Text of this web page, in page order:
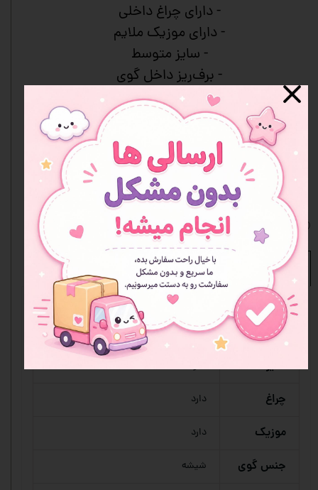
- دارای چراغ داخلی
- دارای موزیک ملایم
- سایز متوسط
- برف‌ریز داخل گوی
- شیشه شفاف با کیفیت
- دکور زیبا و آرام‌بخش
- مناسب هدیه
- رنگ‌بندی متنوع
- جعبه دارد
افزودن به علاقه مندی ها
مشخصات محصول نظرات
نوع
محصول
گوی موزیکال
سایز متوسط
چراغ دارد
موزیک دارد
جنس گوی شیشه